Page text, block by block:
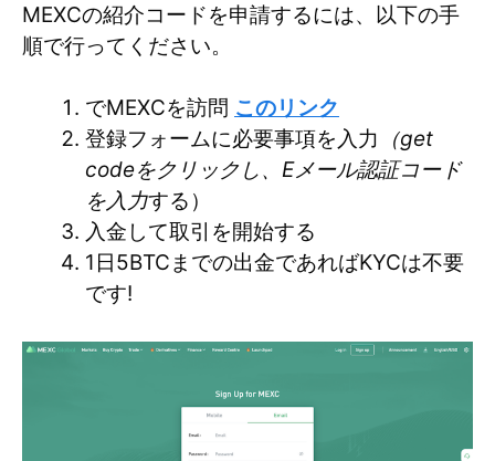
MEXCの紹介コードを申請するには、以下の手
順で行ってください。
でMEXCを訪問 このリンク
登録フォームに必要事項を入力 （get
codeをクリックし、Eメール認証コード
を入力する）
入金して取引を開始する
1日5BTCまでの出金であればKYCは不要
です!